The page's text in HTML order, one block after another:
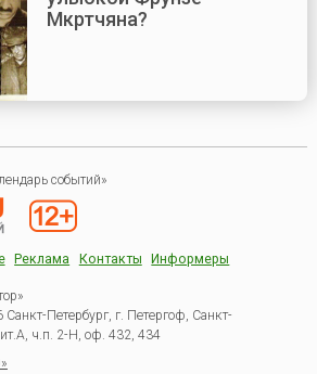
Мкртчяна?
событий»
Реклама Контакты Информеры
Петербург, г. Петергоф, Санкт-
ч.п. 2-Н, оф. 432, 434